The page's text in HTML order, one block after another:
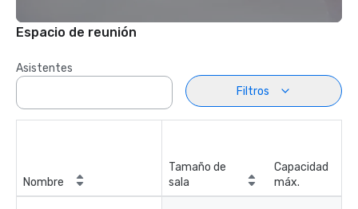
Espacio de reunión
Asistentes
Filtros
Nombre
Tamaño de
sala
Capacidad
máx.